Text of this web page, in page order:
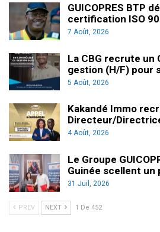
GUICOPRES BTP
certification ISO
7 Août, 2026
La CBG recrute un
gestion (H/F) pour
5 Août, 2026
Kakandé Immo
Directeur/
4 Août, 2026
Le Groupe
Guinée scellent
31 Juil, 2026
PREV NEXT 1 De 452